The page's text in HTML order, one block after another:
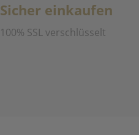
Sicher einkaufen
100% SSL verschlüsselt